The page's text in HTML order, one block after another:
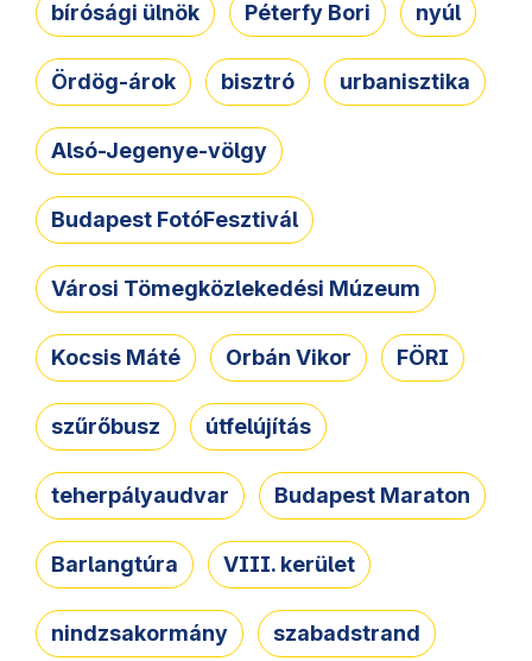
bírósági ülnök Péterfy Bori nyúl
Ördög-árok bisztró urbanisztika
Alsó-Jegenye-völgy
Budapest FotóFesztivál
Városi Tömegközlekedési Múzeum
Kocsis Máté Orbán Vikor FÖRI
szűrőbusz útfelújítás
teherpályaudvar Budapest Maraton
Barlangtúra VIII. kerület
nindzsakormány szabadstrand